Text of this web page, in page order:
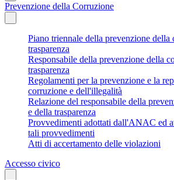
Prevenzione della Corruzione
Piano triennale della prevenzione della
trasparenza
Responsabile della prevenzione della
trasparenza
Regolamenti per la prevenzione e la
corruzione e dell'illegalità
Relazione del responsabile della
e della trasparenza
Provvedimenti adottati dall'ANAC ed
tali provvedimenti
Atti di accertamento delle violazioni
Accesso civico